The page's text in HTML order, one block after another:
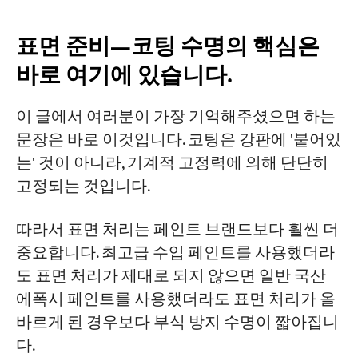
표면 준비—코팅 수명의 핵심은
바로 여기에 있습니다.
이 글에서 여러분이 가장 기억해주셨으면 하는
문장은 바로 이것입니다. 코팅은 강판에 '붙어있
는' 것이 아니라, 기계적 고정력에 의해 단단히
고정되는 것입니다.
따라서 표면 처리는 페인트 브랜드보다 훨씬 더
중요합니다. 최고급 수입 페인트를 사용했더라
도 표면 처리가 제대로 되지 않으면 일반 국산
에폭시 페인트를 사용했더라도 표면 처리가 올
바르게 된 경우보다 부식 방지 수명이 짧아집니
다.